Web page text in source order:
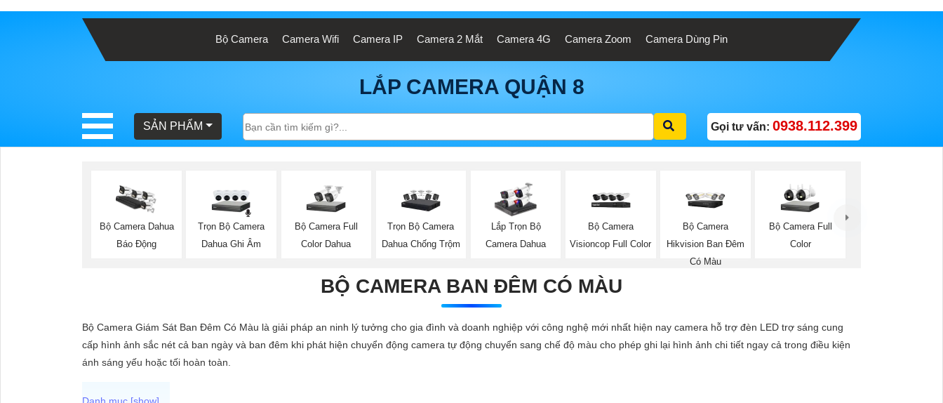
Bộ Camera Camera Wifi Camera IP Camera 2 Mắt Camera 4G Camera Zoom Camera Dùng Pin
LẮP CAMERA QUẬN 8
SẢN PHẨM Gọi tư vấn: 0938.112.399
Bộ Camera Dahua
Báo Động
Trọn Bộ Camera
Dahua Ghi Âm
Bộ Camera Full
Color Dahua
Trọn Bộ Camera
Dahua Chống Trộm
Lắp Trọn Bộ
Camera Dahua
Bộ Camera
Visioncop Full Color
Bộ Camera
Hikvision Ban Đêm
Có Màu
Bộ Camera Full
Color
BỘ CAMERA BAN ĐÊM CÓ MÀU
Bộ Camera Giám Sát Ban Đêm Có Màu là giải pháp an ninh lý tưởng cho gia đình và doanh nghiệp với công nghệ mới nhất hiện nay camera hỗ trợ đèn LED trợ sáng cung
cấp hình ảnh sắc nét cả ban ngày và ban đêm khi phát hiện chuyển động camera tự động chuyển sang chế độ màu cho phép ghi lại hình ảnh chi tiết ngay cả trong điều kiện
ánh sáng yếu hoặc tối hoàn toàn.